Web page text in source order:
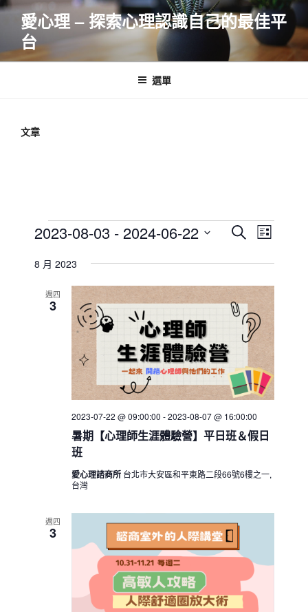
跳
要
愛心理 – 探索心理認識自己的最佳平
台
選單
文章
Events
E
e
n
t
S
e
a
r
c
h
n
V
i
e
s
S
a
h
E
e
n
t
i
e
w
s
N
v
g
L
t
2023-08-03 - 2024-06-22
e
8 月 2023
週四
3
暑期【心理師生涯體驗營】平日班＆假日
班
2023-07-22 @ 09:00:00 -2023-08-07 @ 16:00:00
愛心理諮商所 台北市大安區和平東路二段66號6樓之一,
台灣
週四
3